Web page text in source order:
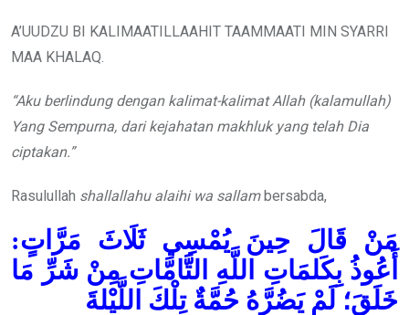
A’UUDZU BI KALIMAATILLAAHIT TAAMMAATI MIN SYARRI
MAA KHALAQ.
“Aku berlindung dengan kalimat-kalimat Allah (kalamullah)
Yang Sempurna, dari kejahatan makhluk yang telah Dia
ciptakan.”
Rasulullah shallallahu alaihi wa sallambersabda,
مَنْ قَالَ حِينَ يُمْسِي ثَلَاثَ مَرَّاتٍ:
أَعُوذُ بِكَلمَاتِ اللَّهِ التَّامَّاتِ مِنْ شَرِّ مَا
خَلَقَ؛ لَمْ يَضُرَّهُ حُمَّةٌ تِلْكَ اللَّيْلةَ